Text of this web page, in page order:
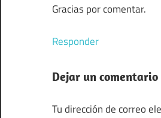
Gracias por comentar.
Responder
Dejar un comentario
Tu dirección de correo